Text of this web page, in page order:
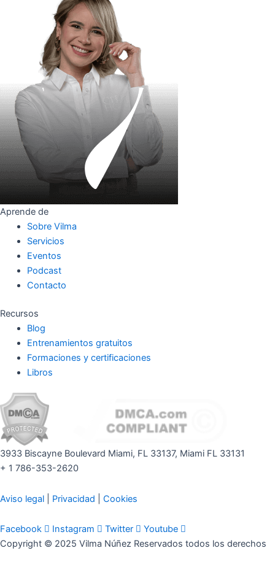
Aprende de
Sobre Vilma
Servicios
Eventos
Podcast
Contacto
Recursos
Blog
Entrenamientos gratuitos
Formaciones y certificaciones
Libros
3933 Biscayne Boulevard Miami, FL 33137, Miami FL 33131
+ 1 786-353-2620
Aviso legal Privacidad Cookies
Facebook Instagram Twitter
Youtube
Copyright © 2025 Vilma Núñez Reservados todos los derechos